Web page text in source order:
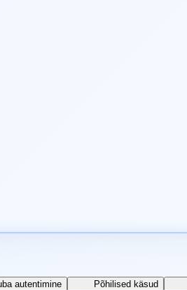
autentimine Põhilised käsud